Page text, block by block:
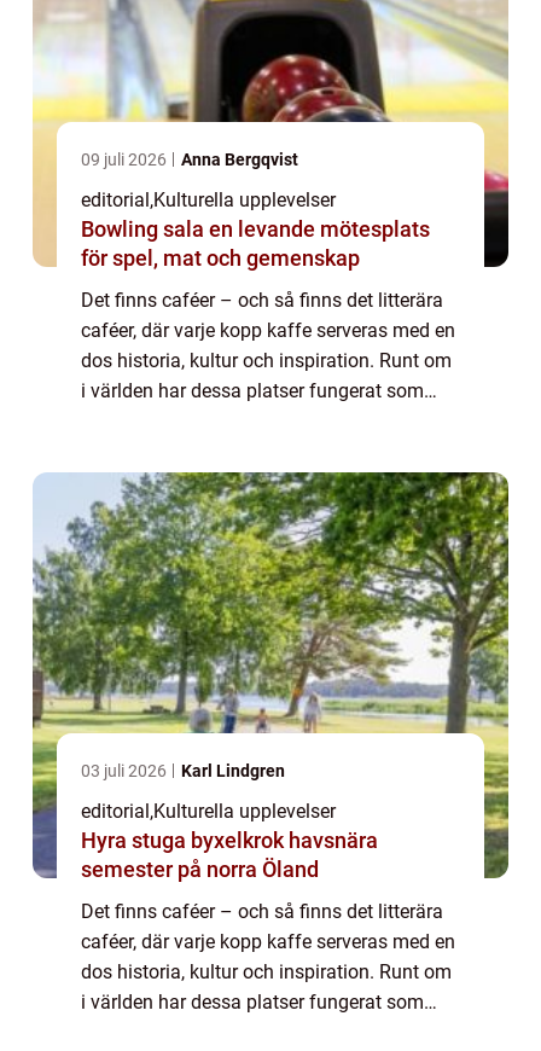
09 juli 2026 Anna Bergqvist
editorial ,Kulturella upplevelser
Bowling sala en levande mötesplats
för spel, mat och gemenskap
Det finns caféer – och så finns det litterära
caféer, där varje kopp kaffe serveras med en
dos historia, kultur och inspiration. Runt om
i världen har dessa platser fungerat som
03 juli 2026 Karl Lindgren
editorial ,Kulturella upplevelser
Hyra stuga byxelkrok havsnära
semester på norra Öland
Det finns caféer – och så finns det litterära
caféer, där varje kopp kaffe serveras med en
dos historia, kultur och inspiration. Runt om
i världen har dessa platser fungerat som